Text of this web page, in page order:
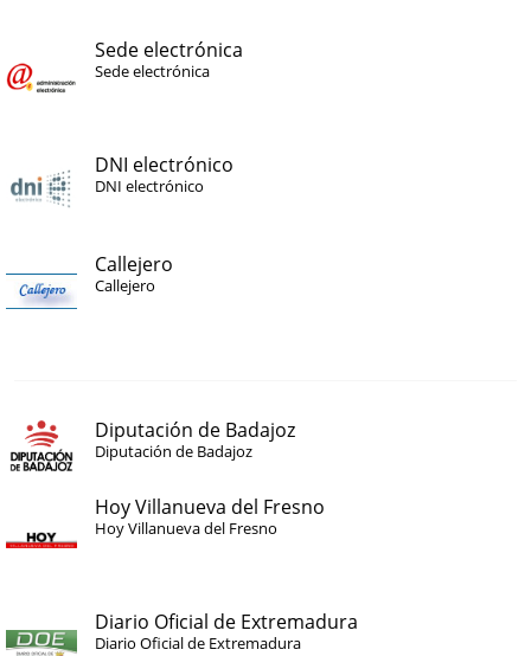
Sede electrónica
Sede electrónica
DNI electrónico
DNI electrónico
Callejero
Callejero
Diputación de Badajoz
Diputación de Badajoz
Hoy Villanueva del Fresno
Hoy Villanueva del Fresno
Diario Oficial de Extremadura
Diario Oficial de Extremadura